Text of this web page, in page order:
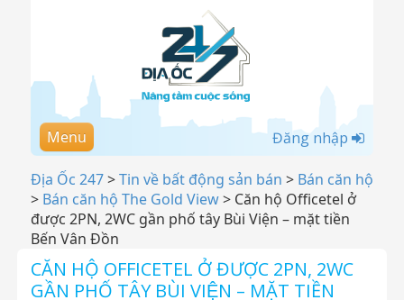
Menu Đăng nhập
Địa Ốc 247>Tin về bất động sản bán > Bán căn hộ
> Bán căn hộ The Gold View> Căn hộ Officetel ở
được 2PN, 2WC gần phố tây Bùi Viện – mặt tiền
Bến Vân Đồn
CĂN HỘ OFFICETEL Ở ĐƯỢC 2PN, 2WC
GẦN PHỐ TÂY BÙI VIỆN – MẶT TIỀN